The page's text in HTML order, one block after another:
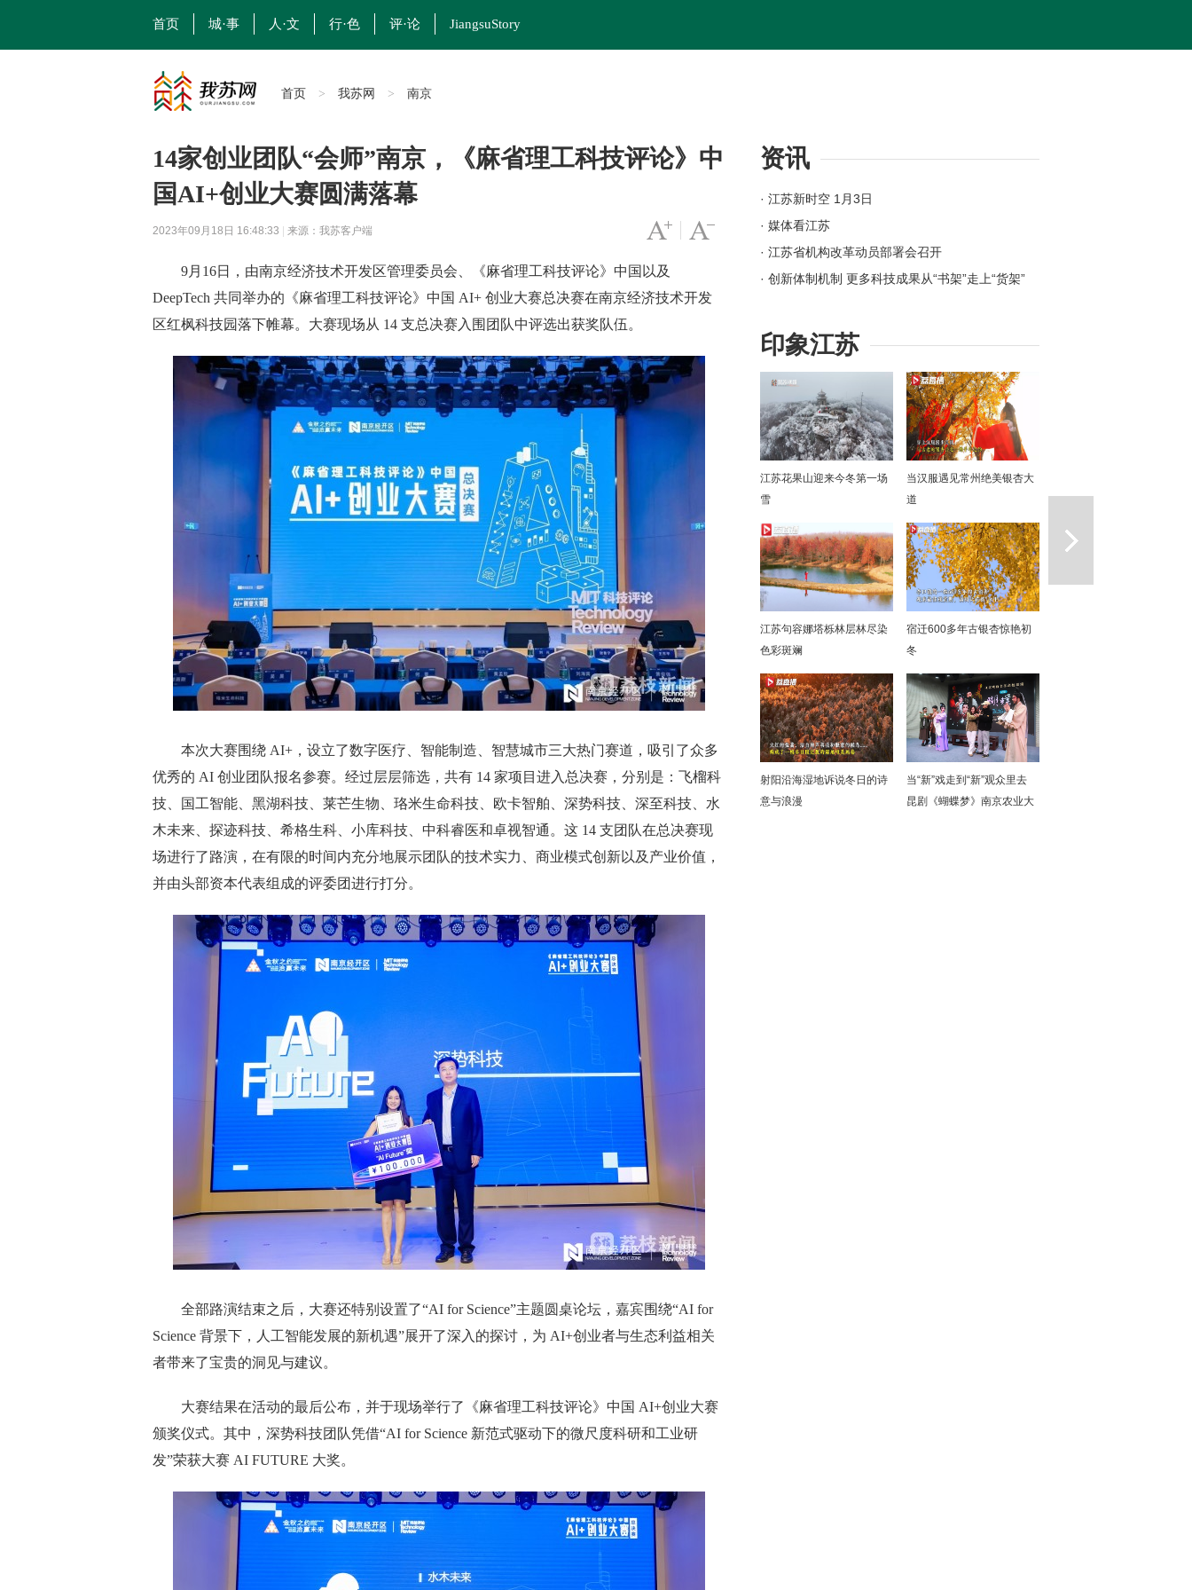
首页 城·事 人·文 行·色 评·论 JiangsuStory
首页 > 我苏网 > 南京
14家创业团队“会师”南京，《麻省理工科技评论》中
国AI+创业大赛圆满落幕
2023年09月18日 16:48:33 来源：我苏客户端 字号变小
9月16日，由南京经济技术开发区管理委员会、《麻省理工科技评论》中国以及
DeepTech 共同举办的《麻省理工科技评论》中国 AI+ 创业大赛总决赛在南京经济技术开发
区红枫科技园落下帷幕。大赛现场从 14 支总决赛入围团队中评选出获奖队伍。
本次大赛围绕 AI+，设立了数字医疗、智能制造、智慧城市三大热门赛道，吸引了众多
优秀的 AI 创业团队报名参赛。经过层层筛选，共有 14 家项目进入总决赛，分别是：飞榴科
技、国工智能、黑湖科技、莱芒生物、珞米生命科技、欧卡智舶、深势科技、深至科技、水
木未来、探迹科技、希格生科、小库科技、中科睿医和卓视智通。这 14 支团队在总决赛现
场进行了路演，在有限的时间内充分地展示团队的技术实力、商业模式创新以及产业价值，
并由头部资本代表组成的评委团进行打分。
全部路演结束之后，大赛还特别设置了“AI for Science”主题圆桌论坛，嘉宾围绕“AI for
Science 背景下，人工智能发展的新机遇”展开了深入的探讨，为 AI+创业者与生态利益相关
者带来了宝贵的洞见与建议。
大赛结果在活动的最后公布，并于现场举行了《麻省理工科技评论》中国 AI+创业大赛
颁奖仪式。其中，深势科技团队凭借“AI for Science 新范式驱动下的微尺度科研和工业研
发”荣获大赛 AI FUTURE 大奖。
资讯
· 江苏新时空 1月3日
· 媒体看江苏
· 江苏省机构改革动员部署会召开
· 创新体制机制 更多科技成果从“书架”走上“货架”
· 苏州：奋力打造全球具有领先地位的“智造之城”
· 【改变在身边】今年起扬州环卫工享免费早餐
· 江苏高速公路因雾霾特级管制均已解除
印象江苏
江苏花果山迎来今冬第一场
雪
当汉服遇见常州绝美银杏大
道
江苏句容娜塔栎林层林尽染
色彩斑斓
宿迁600多年古银杏惊艳初
冬
射阳沿海湿地诉说冬日的诗
意与浪漫
当“新”戏走到“新”观众里去
昆剧《蝴蝶梦》南京农业大